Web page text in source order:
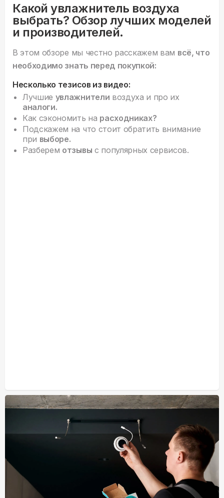
Какой увлажнитель воздуха
выбрать? Обзор лучших моделей
и производителей.
В этом обзоре мы честно расскажем вам всё, что
необходимо знать перед покупкой:
Несколько тезисов из видео:
Лучшие увлажнители воздуха и про их
аналоги.
Как сэкономить на расходниках?
Подскажем на что стоит обратить внимание
при выборе.
Разберем отзывы с популярных сервисов.